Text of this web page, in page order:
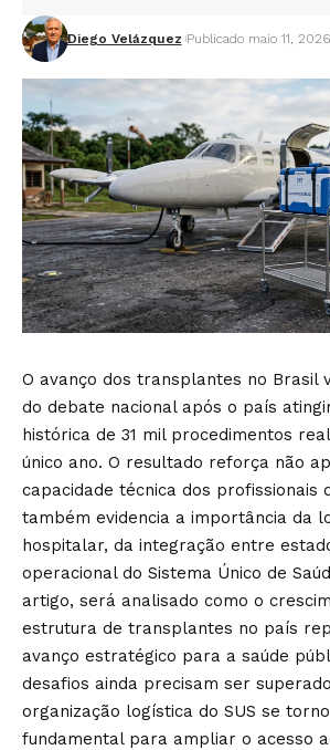
Diego Velázquez Publicado maio 11, 2026
O avanço dos transplantes no Brasil
do debate nacional após o país
histórica de 31 mil procedimentos
único ano. O resultado reforça não
capacidade técnica dos profissionais
também evidencia a importância da
hospitalar, da integração entre
operacional do Sistema Único de
artigo, será analisado como o
estrutura de transplantes no país
avanço estratégico para a saúde
desafios ainda precisam ser
organização logística do SUS se
fundamental para ampliar o acesso